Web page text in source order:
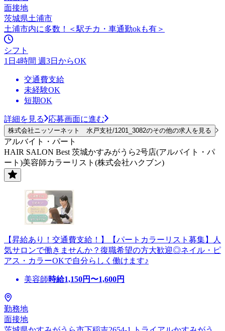
面接地
茨城県土浦市
土浦市内に多数！＜駅チカ・車通勤okも有＞
シフト
1日4時間 週3日からOK
交通費支給
未経験OK
短期OK
詳細を見る 応募画面に進む
株式会社ニッソーネット 水戸支社/1201_3082のその他の求人を見る
アルバイト・パート
HAIR SALON Best 茨城かすみがうら2号店(アルバイト・パ
ート)美容師カラーリスト(株式会社ハクブン)
【昇給あり！交通費支給！】【パートカラーリスト募集】人
気サロンで働きませんか？復職希望の方大歓迎◎ネイル・ピ
アス・カラーOKで自分らしく働けます♪
美容師時給1,150円〜1,600円
勤務地
面接地